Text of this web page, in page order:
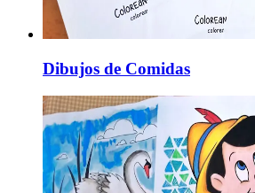
Dibujos de Comidas